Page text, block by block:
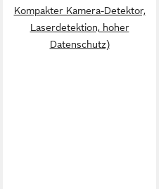
Kompakter Kamera-Detektor,
Laserdetektion, hoher
Datenschutz)